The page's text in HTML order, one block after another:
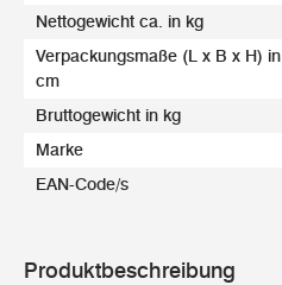
Nettogewicht ca. in kg
Verpackungsmaße (L x B x H) in
cm
Bruttogewicht in kg
Marke
EAN-Code/s
Produktbeschreibung